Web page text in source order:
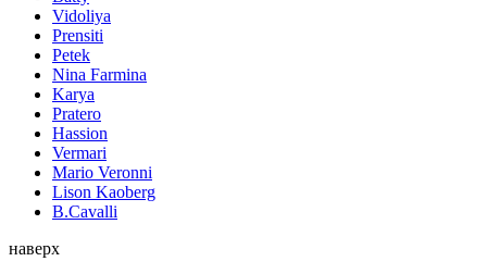
Vidoliya
Prensiti
Petek
Nina Farmina
Karya
Pratero
Hassion
Vermari
Mario Veronni
Lison Kaoberg
B.Cavalli
наверх